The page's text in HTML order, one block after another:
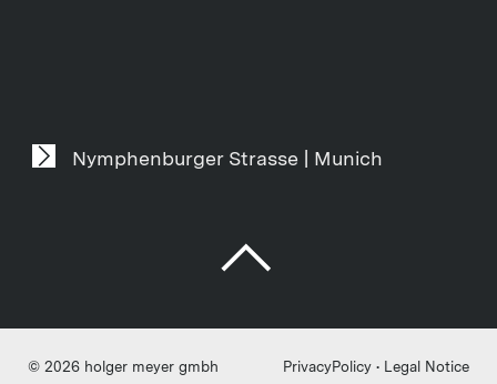
Nymphenburger Strasse | Munich
© 2026 holger meyer gmbh PrivacyPolicy • Legal Notice